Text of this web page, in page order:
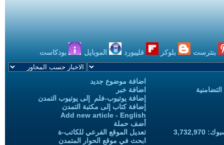
بنترست بلوكر فليبورد الموبايل بودكاست
اضافة موضوع جديد
اضافة خبر
إضافة يوتيوب-فلم إلى يوتيوب التمدن
إضافة كتاب إلى مكتبة التمدن
Add new article - English
أضف حملة
تعديل الموقع الفرعي للكاتب-ة
ابحث في موقع الحوار المتمدن